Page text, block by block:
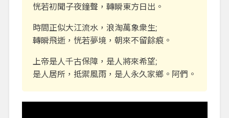
恍若初聞子夜鐘聲，轉瞬東方日出。
時間正似大江流水，浪淘萬象衆生;
轉瞬飛逝，恍若夢境，朝來不留餘痕。
上帝是人千古保障，是人將來希望;
是人居所，抵禦風雨，是人永久家鄉。阿們。